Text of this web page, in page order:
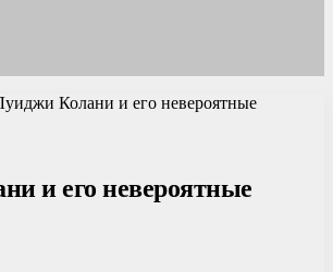
Колани и его невероятные
и его невероятные